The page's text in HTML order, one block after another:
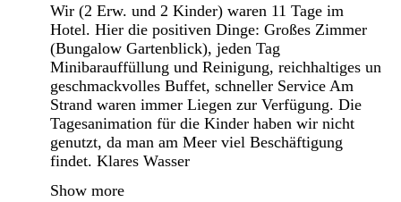
Wir (2 Erw. und 2 Kinder) waren 11 Tage im
Hotel. Hier die positiven Dinge: Großes Zimmer
(Bungalow Gartenblick), jeden Tag
Minibarauffüllung und Reinigung, reichhaltiges un
geschmackvolles Buffet, schneller Service Am
Strand waren immer Liegen zur Verfügung. Die
Tagesanimation für die Kinder haben wir nicht
genutzt, da man am Meer viel Beschäftigung
findet. Klares Wasser
Show more